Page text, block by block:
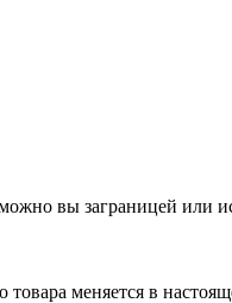
вы заграницей или
товара меняется в